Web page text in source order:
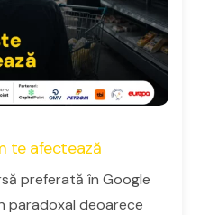
te afectează
preferată în Google
paradoxal deoarece